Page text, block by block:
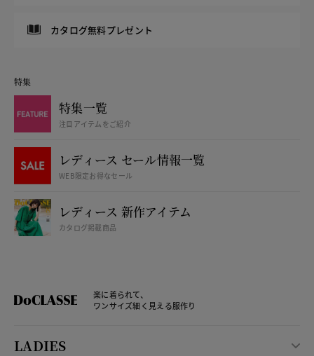
カタログ無料プレゼント
特集
特集一覧
注目アイテムをご紹介
レディース セール情報一覧
WEB限定お得なセール
レディース 新作アイテム
カタログ掲載商品
楽に着られて、
ワンサイズ細く見える服作り
LADIES